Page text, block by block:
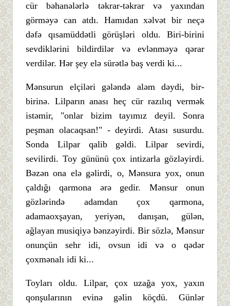
cür bəhanələrlə təkrar-təkrar və yaxından
görməyə can atdı. Hamıdan xəlvət bir neçə
dəfə qısamüddətli görüşləri oldu. Biri-birini
sevdiklərini bildirdilər və evlənməyə qərar
verdilər. Hər şey elə sürətlə baş verdi ki...
Mənsurun elçiləri gələndə aləm dəydi, bir-
birinə. Lilparın anası heç cür razılıq vermək
istəmir, "onlar bizim tayımız deyil. Sonra
peşman olacaqsan!" - deyirdi. Atası susurdu.
Sonda Lilpar qalib gəldi. Lilpar sevirdi,
sevilirdi. Toy gününü çox intizarla gözləyirdi.
Bəzən ona elə gəlirdi, o, Mənsura yox, onun
çaldığı qarmona ərə gedir. Mənsur onun
gözlərində adamdan çox qarmona,
adamaoxşayan, yeriyən, danışan, gülən,
ağlayan musiqiyə bənzəyirdi. Bir sözlə, Mənsur
onunçün sehr idi, ovsun idi və o qədər
çoxmənalı idi ki...
Toyları oldu. Lilpar, çox uzağa yox, yaxın
qonşularının evinə gəlin köçdü. Günlər